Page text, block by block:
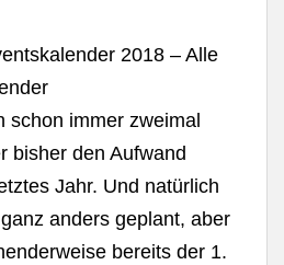
2018 – Alle
schon immer zweimal
bisher den Aufwand
Jahr. Und natürlich
anders geplant, aber
bereits der 1.